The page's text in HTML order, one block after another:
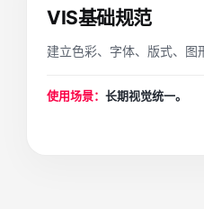
VIS基础规范
建立色彩、字体、版式、图
使用场景： 长期视觉统一。